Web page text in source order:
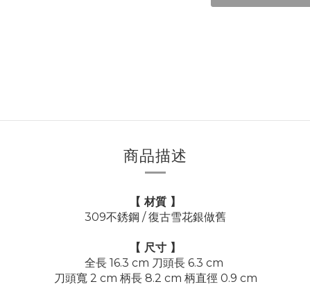
商品描述
【 材質 】
309不銹鋼 / 復古雪花銀做舊
【 尺寸 】
全長 16.3 cm 刀頭長 6.3 cm
刀頭寬 2 cm 柄長 8.2 cm 柄直徑 0.9 cm